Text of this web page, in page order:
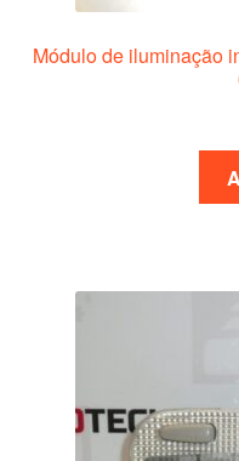
Módulo de iluminação